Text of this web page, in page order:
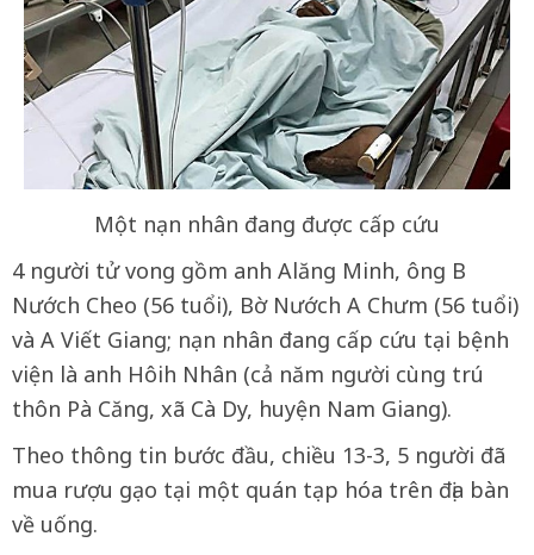
Một nạn nhân đang được cấp cứu
4 người tử vong gồm anh Alăng Minh, ông B
Nướch Cheo (56 tuổi), Bờ Nướch A Chưm (56 tuổi)
và A Viết Giang; nạn nhân đang cấp cứu tại bệnh
viện là anh Hôih Nhân (cả năm người cùng trú
thôn Pà Căng, xã Cà Dy, huyện Nam Giang).
Theo thông tin bước đầu, chiều 13-3, 5 người đã
mua rượu gạo tại một quán tạp hóa trên địa bàn
về uống.